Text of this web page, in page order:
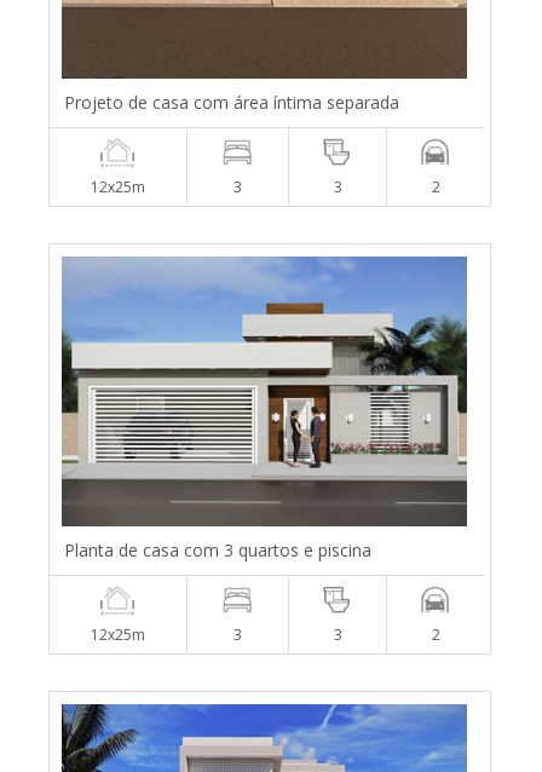
Projeto de casa com área íntima separada
12x25m 3 3 2
Planta de casa com 3 quartos e piscina
12x25m 3 3 2